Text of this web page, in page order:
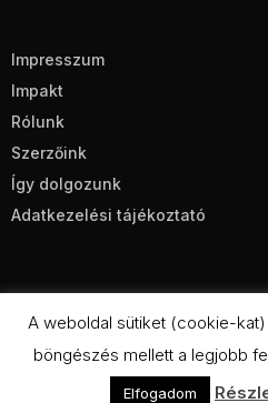
Impresszum
Impakt
Rólunk
Szerzőink
Így dolgozunk
Adatkezelési tájékoztató
CC BY-NC-SA 4.0
A weboldal sütiket (cookie-
böngészés mellett a legjobb
Elfogadom